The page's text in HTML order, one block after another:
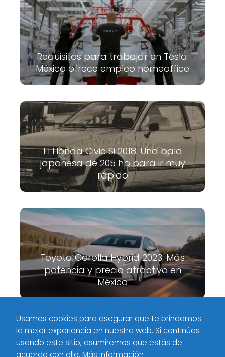
Requisitos para trabajar en Tesla:
México ofrece empleo homeoffice
El Honda Civic Si 2018: Una bala
japonesa de 205 hp para ir muy
rápido
Toyota Corolla Hybrid 2023: Más
potencia y precio atractivo en
México
Meximotores Industria
Versiones del Volkswagen Polo 2019
que llegará a México el próximo año
Usamos cookies para asegurar que te brindamos
la mejor experiencia en nuestra web. Si continúas
usando este sitio, asumiremos que estás de
acuerdo con ello. Más información